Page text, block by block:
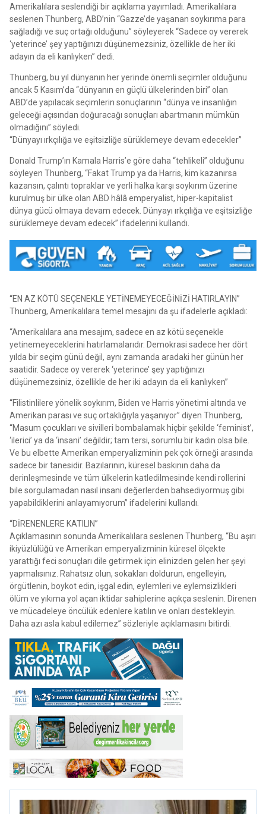
Amerikalılara seslendiği bir açıklama yayımladı. Amerikalılara
seslenen Thunberg, ABD’nin “Gazze’de yaşanan soykırıma para
sağladığı ve suç ortağı olduğunu” söyleyerek “Sadece oy vererek
‘yeterince’ şey yaptığınızı düşünemezsiniz, özellikle de her iki
adayın da eli kanlıyken” dedi.
Thunberg, bu yıl dünyanın her yerinde önemli seçimler olduğunu
ancak 5 Kasım’da “dünyanın en güçlü ülkelerinden biri” olan
ABD’de yapılacak seçimlerin sonuçlarının “dünya ve insanlığın
geleceği açısından doğuracağı sonuçları abartmanın mümkün
olmadığını” söyledi.
“Dünyayı ırkçılığa ve eşitsizliğe sürüklemeye devam edecekler”
Donald Trump’ın Kamala Harris’e göre daha “tehlikeli” olduğunu
söyleyen Thunberg, “Fakat Trump ya da Harris, kim kazanırsa
kazansın, çalıntı topraklar ve yerli halka karşı soykırım üzerine
kurulmuş bir ülke olan ABD hâlâ emperyalist, hiper-kapitalist
dünya gücü olmaya devam edecek. Dünyayı ırkçılığa ve eşitsizliğe
sürüklemeye devam edecek” ifadelerini kullandı.
“EN AZ KÖTÜ SEÇENEKLE YETİNEMEYECEĞİNİZİ HATIRLAYIN”
Thunberg, Amerikalılara temel mesajını da şu ifadelerle açıkladı:
“Amerikalılara ana mesajım, sadece en az kötü seçenekle
yetinemeyeceklerini hatırlamalarıdır. Demokrasi sadece her dört
yılda bir seçim günü değil, aynı zamanda aradaki her günün her
saatidir. Sadece oy vererek ‘yeterince’ şey yaptığınızı
düşünemezsiniz, özellikle de her iki adayın da eli kanlıyken”
“Filistinlilere yönelik soykırım, Biden ve Harris yönetimi altında ve
Amerikan parası ve suç ortaklığıyla yaşanıyor” diyen Thunberg,
“Masum çocukları ve sivilleri bombalamak hiçbir şekilde ‘feminist’,
‘ilerici’ ya da ‘insani’ değildir; tam tersi, sorumlu bir kadın olsa bile.
Ve bu elbette Amerikan emperyalizminin pek çok örneği arasında
sadece bir tanesidir. Bazılarının, küresel baskının daha da
derinleşmesinde ve tüm ülkelerin katledilmesinde kendi rollerini
bile sorgulamadan nasıl insani değerlerden bahsediyormuş gibi
yapabildiklerini anlayamıyorum” ifadelerini kullandı.
“DİRENENLERE KATILIN”
Açıklamasının sonunda Amerikalılara seslenen Thunberg, “Bu aşırı
ikiyüzlülüğü ve Amerikan emperyalizminin küresel ölçekte
yarattığı feci sonuçları dile getirmek için elinizden gelen her şeyi
yapmalısınız. Rahatsız olun, sokakları doldurun, engelleyin,
örgütlenin, boykot edin, işgal edin, eylemleri ve eylemsizlikleri
ölüm ve yıkıma yol açan iktidar sahiplerine açıkça seslenin. Direnen
ve mücadeleye öncülük edenlere katılın ve onları destekleyin.
Daha azı asla kabul edilemez” sözleriyle açıklamasını bitirdi.